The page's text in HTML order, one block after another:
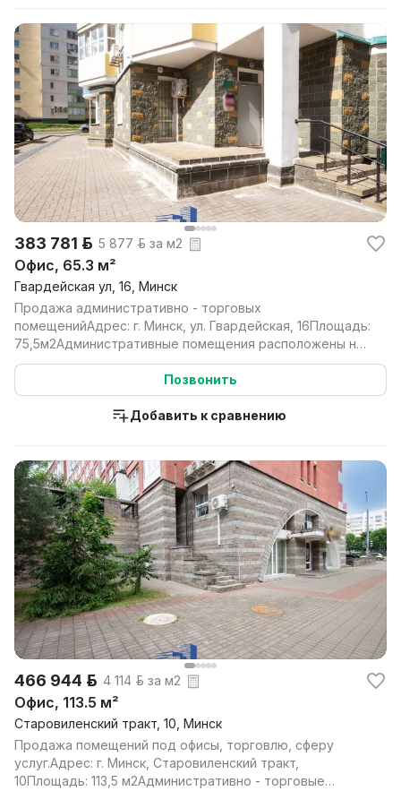
383 781 р. 5 877 р. за м2
Офис, 65.3 м²
Гвардейская ул, 16, Минск
Продажа административно - торговых
помещенийАдрес: г. Минск, ул. Гвардейская, 16Площадь:
75,5м2Административные помещения расположены на 1
этаже 12- э...
Позвонить
Добавить к сравнению
466 944 р. 4 114 р. за м2
Офис, 113.5 м²
Старовиленский тракт, 10, Минск
Продажа помещений под офисы, торговлю, сферу
услуг.Адрес: г. Минск, Старовиленский тракт,
10Площадь: 113,5 м2Административно - торговые